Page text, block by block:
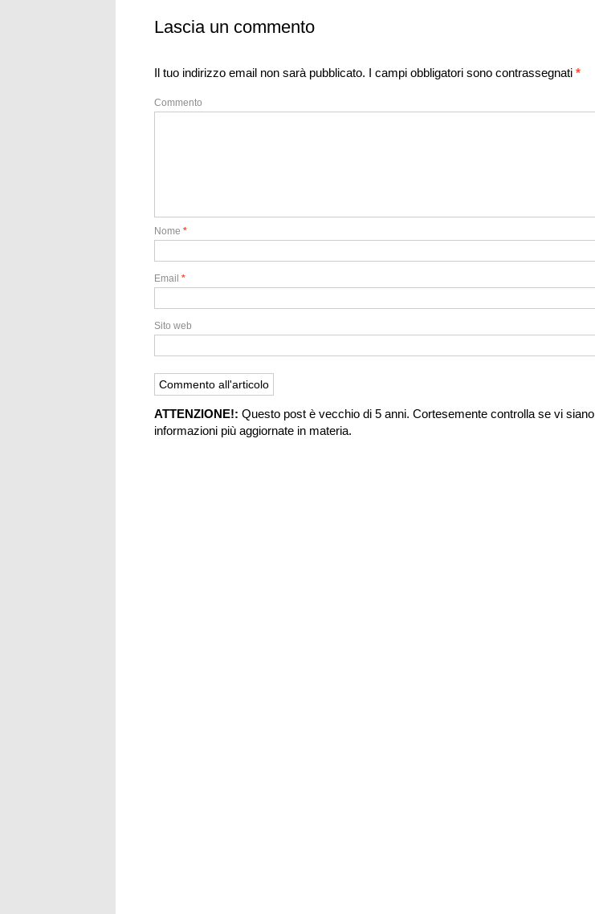
Lascia un commento
Il tuo indirizzo email non sarà pubblicato. I campi obbligatori sono contrassegnati *
Commento
Nome *
Email *
Sito web
ATTENZIONE!: Questo post è vecchio di 5 anni. Cortesemente controlla se vi siano
informazioni più aggiornate in materia.